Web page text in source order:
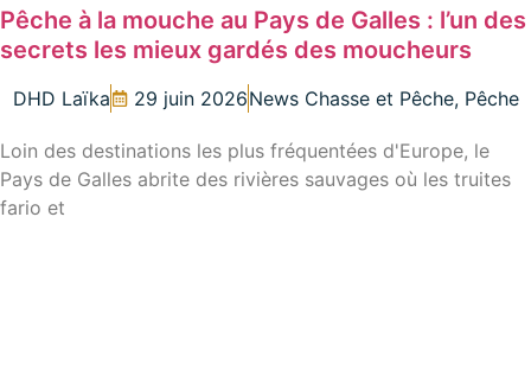
Pêche à la mouche au Pays de Galles : l’un des
secrets les mieux gardés des moucheurs
DHD Laïka 29 juin 2026News Chasse et Pêche, Pêche
Loin des destinations les plus fréquentées d'Europe, le
Pays de Galles abrite des rivières sauvages où les truites
fario et